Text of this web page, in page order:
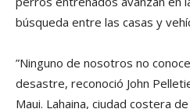
búsqueda entre las casas y
”Ninguno de nosotros no
desastre, reconoció John
Maui. Lahaina, ciudad costera